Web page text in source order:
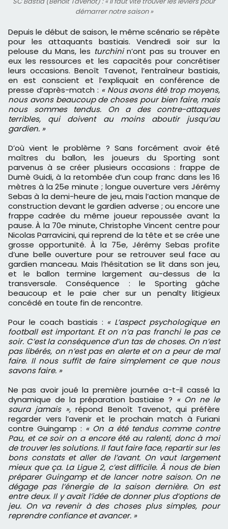
démarrer notre saison »
Depuis le début de saison, le même scénario se répète
pour les attaquants bastiais. Vendredi soir sur la
pelouse du Mans, les turchinin’ont pas su trouver en
eux les ressources et les capacités pour concrétiser
leurs occasions. Benoît Tavenot, l’entraîneur bastiais,
en est conscient et l’expliquait en conférence de
presse d’après-match : « Nous avons été trop moyens,
nous avons beaucoup de choses pour bien faire, mais
nous sommes tendus. On a des contre-attaques
terribles, qui doivent au moins aboutir jusqu’au
gardien. »
D’où vient le problème ? Sans forcément avoir été
maîtres du ballon, les joueurs du Sporting sont
parvenus à se créer plusieurs occasions : frappe de
Dumè Guidi, à la retombée d’un coup franc dans les 16
mètres à la 25e minute ; longue ouverture vers Jérémy
Sebas à la demi-heure de jeu, mais l’action manque de
construction devant le gardien adverse ; ou encore une
frappe cadrée du même joueur repoussée avant la
pause. À la 70e minute, Christophe Vincent centre pour
Nicolas Parravicini, qui reprend de la tête et se crée une
grosse opportunité. À la 75e, Jérémy Sebas profite
d’une belle ouverture pour se retrouver seul face au
gardien manceau. Mais l’hésitation se lit dans son jeu,
et le ballon termine largement au-dessus de la
transversale. Conséquence : le Sporting gâche
beaucoup et le paie cher sur un penalty litigieux
concédé en toute fin de rencontre.
Pour le coach bastiais : « L’aspect psychologique en
football est important. Et on n’a pas franchi le pas ce
soir. C’est la conséquence d’un tas de choses. On n’est
pas libérés, on n’est pas en alerte et on a peur de mal
faire. Il nous suffit de faire simplement ce que nous
savons faire. »
Ne pas avoir joué la première journée a-t-il cassé la
dynamique de la préparation bastiaise ? « On ne le
saura jamais », répond Benoît Tavenot, qui préfère
regarder vers l’avenir et le prochain match à Furiani
contre Guingamp : « On a été tendus comme contre
Pau, et ce soir on a encore été au ralenti, donc à moi
de trouver les solutions. Il faut faire face, repartir sur les
bons constats et aller de l’avant. On vaut largement
mieux que ça. La Ligue 2, c’est difficile. À nous de bien
préparer Guingamp et de lancer notre saison. On ne
dégage pas l’énergie de la saison dernière. On est
entre deux. Il y avait l’idée de donner plus d’options de
jeu. On va revenir à des choses plus simples, pour
reprendre confiance et avancer. »